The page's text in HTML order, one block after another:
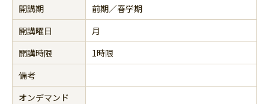
開講期
前期／春学期
開講曜日
月
開講時限
1時限
備考
オンデマンド